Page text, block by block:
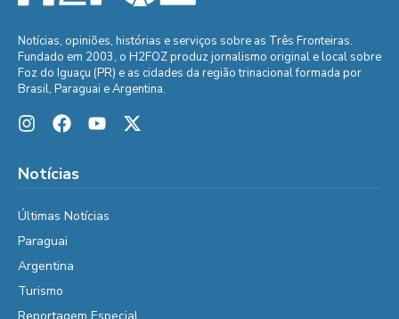
Notícias, opiniões, histórias e serviços sobre as Três Fronteiras.
Fundado em 2003, o H2FOZ produz jornalismo original e local sobre
Foz do Iguaçu (PR) e as cidades da região trinacional formada por
Brasil, Paraguai e Argentina.
Notícias
Últimas Notícias
Paraguai
Argentina
Turismo